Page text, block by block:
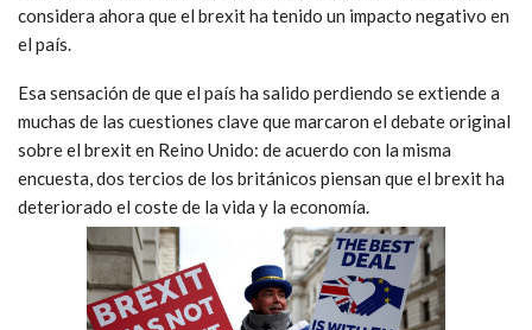
considera ahora que el brexit ha tenido un impacto negativo en
el país.
Esa sensación de que el país ha salido perdiendo se extiendea
muchas de las cuestiones clave que marcaron el debate original
sobre el brexit en Reino Unido: de acuerdo con la misma
encuesta, dos tercios de los británicos piensan queel brexit ha
deteriorado el coste de la vida y la economía.